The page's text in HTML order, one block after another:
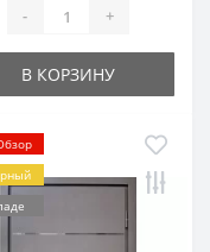
- +
В КОРЗИНУ